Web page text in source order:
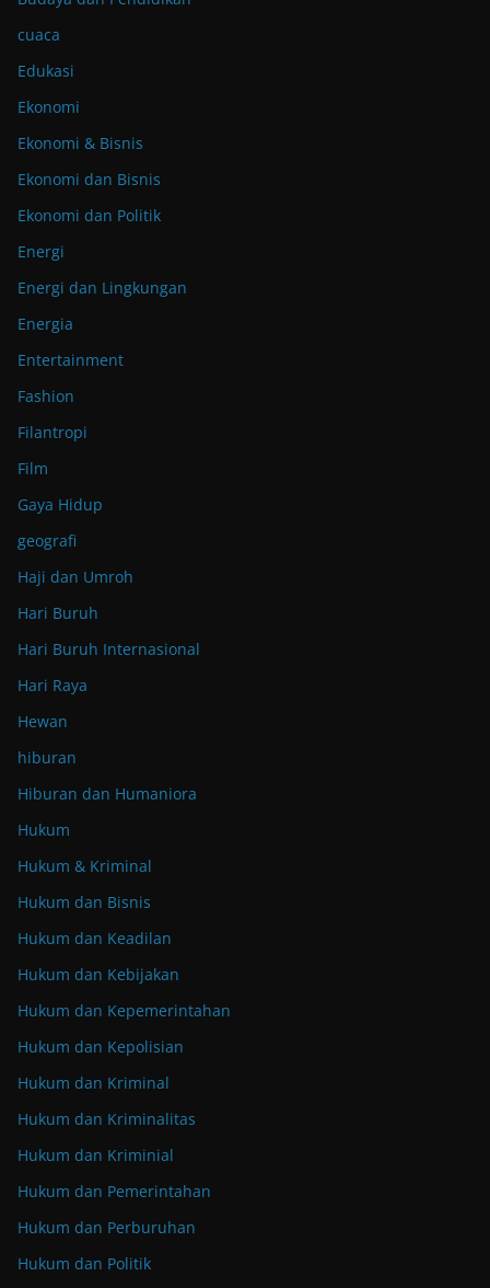
cuaca
Edukasi
Ekonomi
Ekonomi & Bisnis
Ekonomi dan Bisnis
Ekonomi dan Politik
Energi
Energi dan Lingkungan
Energia
Entertainment
Fashion
Filantropi
Film
Gaya Hidup
geografi
Haji dan Umroh
Hari Buruh
Hari Buruh Internasional
Hari Raya
Hewan
hiburan
Hiburan dan Humaniora
Hukum
Hukum & Kriminal
Hukum dan Bisnis
Hukum dan Keadilan
Hukum dan Kebijakan
Hukum dan Kepemerintahan
Hukum dan Kepolisian
Hukum dan Kriminal
Hukum dan Kriminalitas
Hukum dan Kriminial
Hukum dan Pemerintahan
Hukum dan Perburuhan
Hukum dan Politik